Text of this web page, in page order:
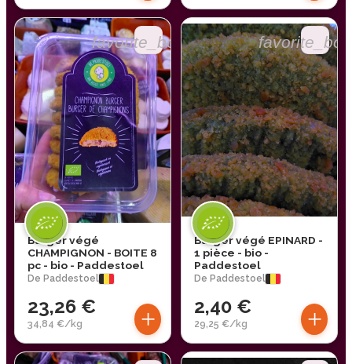
favorite_border
Burger végé
CHAMPIGNON - BOITE 8
pc - bio - Paddestoel
De Paddestoel
23,26 €
34,84 €/kg +
Burger végé EPINARD -
1 pièce - bio -
Paddestoel
De Paddestoel
2,40 €
29,25 €/kg +